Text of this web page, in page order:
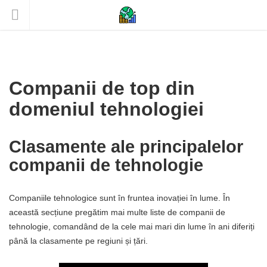
Companii de top din
domeniul tehnologiei
Clasamente ale principalelor
companii de tehnologie
Companiile tehnologice sunt în fruntea inovației în lume. În
această secțiune pregătim mai multe liste de companii de
tehnologie, comandând de la cele mai mari din lume în ani diferiți
până la clasamente pe regiuni și țări.